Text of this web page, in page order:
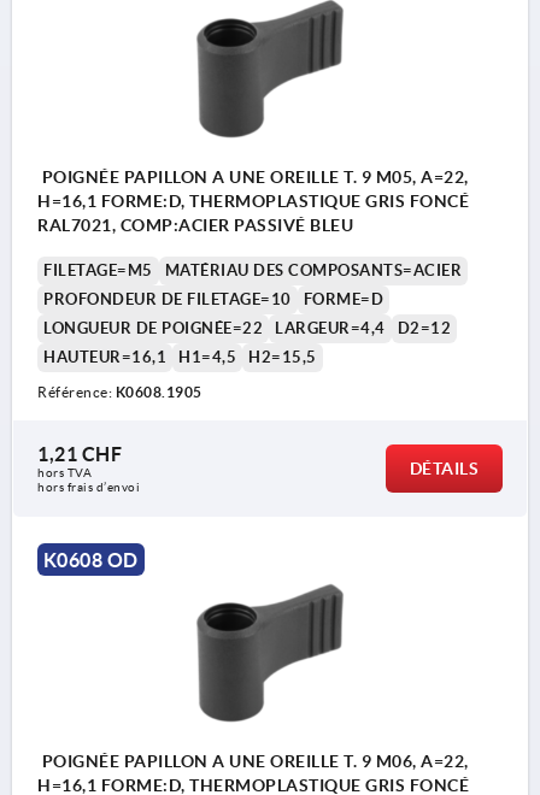
POIGNÉE PAPILLON A UNE OREILLE T. 9 M05, A=22,
H=16,1 FORME:D, THERMOPLASTIQUE GRIS FONCÉ
RAL7021, COMP:ACIER PASSIVÉ BLEU
FILETAGE=M5
MATÉRIAU DES COMPOSANTS=ACIER
PROFONDEUR DE FILETAGE=10
FORME=D
LONGUEUR DE POIGNÉE=22
LARGEUR=4,4
D2=12
HAUTEUR=16,1
H1=4,5 H2=15,5
Référence: K0608.1905
1,21 CHF
hors TVA
hors frais d’envoi
DÉTAILS
K0608 OD
POIGNÉE PAPILLON A UNE OREILLE T. 9 M06, A=22,
H=16,1 FORME:D, THERMOPLASTIQUE GRIS FONCÉ